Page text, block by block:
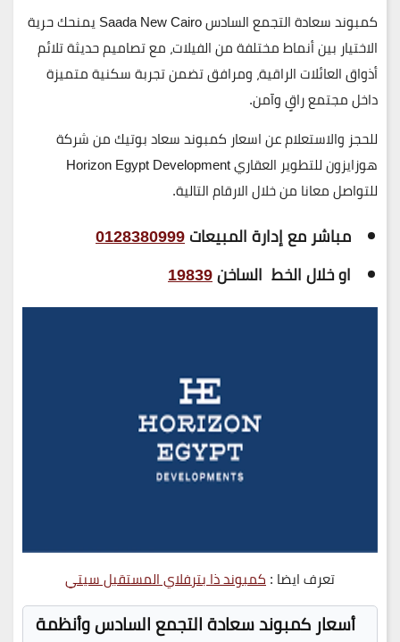
كمبوند سعادة التجمع السادس Saada New Cairo
يمنحك حرية
الاختيار بين أنماط مختلفة من الفيلات، مع تصاميم حديثة تلائم
أذواق العائلات الراقية، ومرافق تضمن تجربة سكنية متميزة
داخل مجتمع راقٍ وآمن.
للحجز والاستعلام عن اسعار كمبوند سعاد بوتيك من شركة
هوزايزون للتطوير العقاري Horizon Egypt Development
للتواصل معانا من خلال الارقام التالية.
مباشر مع إدارة المبيعات0128380999
او خلال الخط الساخن19839
تعرف ايضا :كمبوند ذا بترفلاي المستقبل سيتي
أسعار كمبوند سعادة التجمع السادس وأنظمة